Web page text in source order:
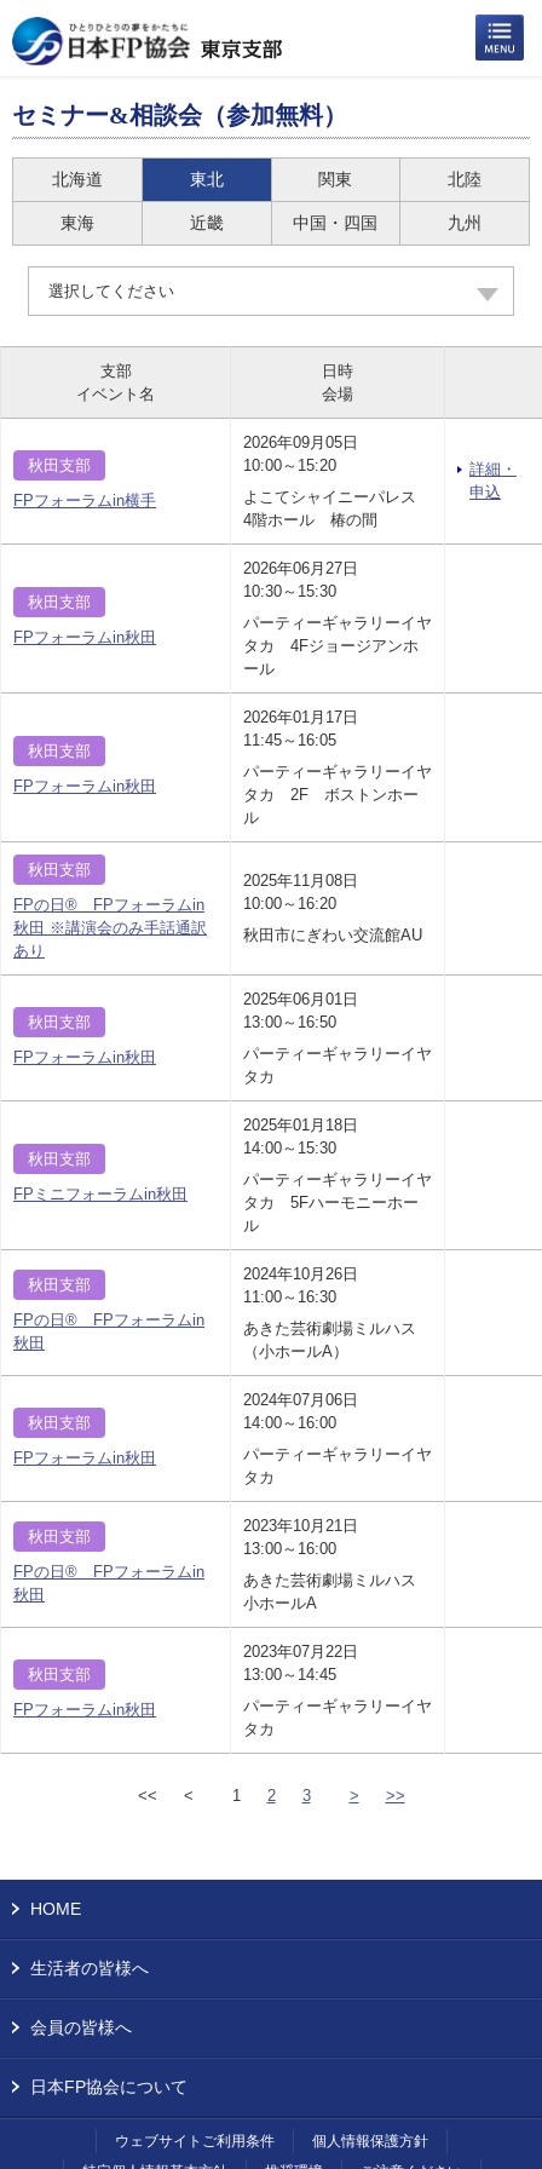
セミナー&相談会（参加無料）
北海道 東北 関東 北陸
東海 近畿 中国・四国 九州
選択してください
支部
イベント名
日時
会場
秋田支部
FPフォーラムin横手
2026年09月05日
10:00～15:20
よこてシャイニーパレス
4階ホール 椿の間
詳細・
申込
秋田支部
FPフォーラムin秋田
2026年06月27日
10:30～15:30
パーティーギャラリーイヤ
タカ 4Fジョージアンホ
ール
秋田支部
FPフォーラムin秋田
2026年01月17日
11:45～16:05
パーティーギャラリーイヤ
タカ 2F ボストンホー
ル
秋田支部
FPの日® FPフォーラムin
秋田 ※講演会のみ手話通訳
あり
2025年11月08日
10:00～16:20
秋田市にぎわい交流館AU
秋田支部
FPフォーラムin秋田
2025年06月01日
13:00～16:50
パーティーギャラリーイヤ
タカ
秋田支部
FPミニフォーラムin秋田
2025年01月18日
14:00～15:30
パーティーギャラリーイヤ
タカ 5Fハーモニーホー
ル
秋田支部
FPの日® FPフォーラムin
秋田
2024年10月26日
11:00～16:30
あきた芸術劇場ミルハス
（小ホールA）
秋田支部
FPフォーラムin秋田
2024年07月06日
14:00～16:00
パーティーギャラリーイヤ
タカ
秋田支部
FPの日® FPフォーラムin
秋田
2023年10月21日
13:00～16:00
あきた芸術劇場ミルハス
小ホールA
秋田支部
FPフォーラムin秋田
2023年07月22日
13:00～14:45
パーティーギャラリーイヤ
タカ
<< < 1 2 3 > >>
HOME
生活者の皆様へ
会員の皆様へ
日本FP協会について
ウェブサイトご利用条件
個人情報保護方針